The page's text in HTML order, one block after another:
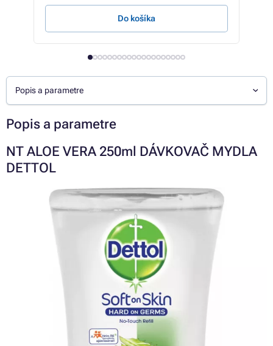
Do košíka
Popis a parametre
Popis a parametre
NT ALOE VERA 250ml DÁVKOVAČ MYDLA
DETTOL